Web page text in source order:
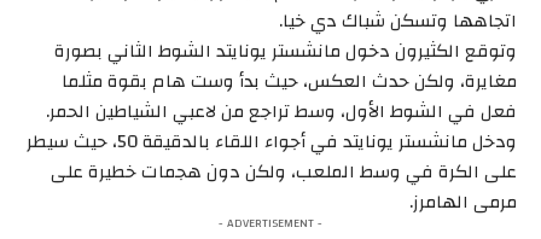
اتجاهها وتسكن شباك دي خيا.
وتوقع الكثيرون دخول مانشستر يونايتد الشوط الثاني بصورة
مغايرة، ولكن حدث العكس، حيث بدأ وست هام بقوة مثلما
فعل في الشوط الأول، وسط تراجع من لاعبي الشياطين الحمر.
ودخل مانشستر يونايتد في أجواء اللقاء بالدقيقة 50، حيث سيطر
على الكرة في وسط الملعب، ولكن دون هجمات خطيرة على
مرمى الهامرز.
- ADVERTISEMENT -